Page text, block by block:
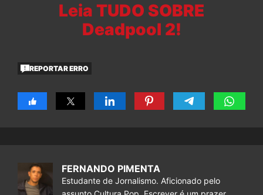
Leia TUDO SOBRE
Deadpool 2!
REPORTAR ERRO
FERNANDO PIMENTA
Estudante de Jornalismo. Aficionado pelo